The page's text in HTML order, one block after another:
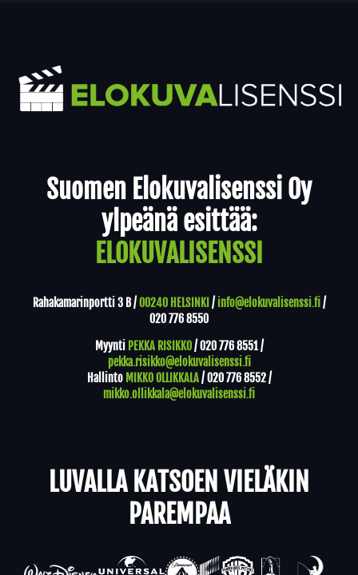
Suomen Elokuvalisenssi Oy
ylpeänä esittää:
ELOKUVALISENSSI
Rahakamarinportti 3 B /00240 HELSINKI / info@elokuvalisenssi.fi/
020 776 8550
Myynti PEKKA RISIKKO/020 776 8551/
pekka.risikko@elokuvalisenssi.fi
Hallinto MIKKO OLLIKKALA/020 776 8552/
mikko.ollikkala@elokuvalisenssi.fi
LUVALLA KATSOEN VIELÄKIN
PAREMPAA